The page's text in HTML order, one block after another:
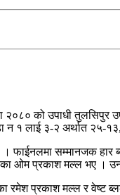
को उपाधी
लाई ३-२ अर्थात २५-
। फाईनलमा सम्मानजक हार
का ओम प्रकाश मल्ल भए ।
रमेश प्रकाश मल्ल र वेष्ट